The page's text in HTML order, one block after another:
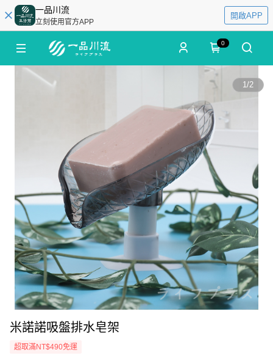
一品川流
立刻使用官方APP
開啟APP
0
1/2
米諾諾吸盤排水皂架
超取滿NT$490免運